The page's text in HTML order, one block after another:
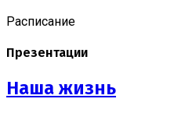
Расписание
Презентации
Наша жизнь